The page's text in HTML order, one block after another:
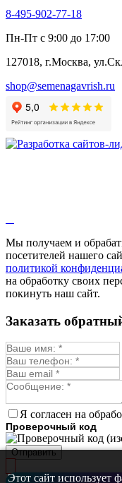
Алтей
Бессмертник
Валериана
Гибискус
Девясил
Душица
Мыльнянка
Мята
Овсяный
Огуречная
Пустырник
Репешок
Синюха
Смесь
Стевия
Тимьян
Фенхель
Цикорий
Череда
8-495-902-77-18
Пн-Пт с 9:00 до 17:00
127018, г.Москва,
shop@semenagavrish.ru
Мы получаем и
посетителей нашего
политикой
на обработку своих
покинуть наш сайт.
Этот сайт использует
Заказать
Я согласен на
Проверочный код
Отправить